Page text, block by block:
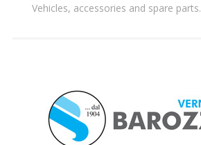
Vehicles, accessories and spare parts.